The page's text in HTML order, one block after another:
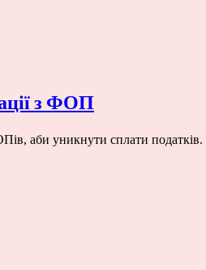
з ФОП
аби уникнути сплати